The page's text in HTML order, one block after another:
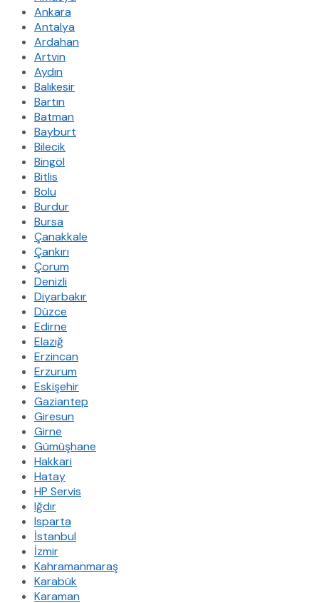
Ankara
Antalya
Ardahan
Artvin
Aydın
Balıkesir
Bartın
Batman
Bayburt
Bilecik
Bingöl
Bitlis
Bolu
Burdur
Bursa
Çanakkale
Çankırı
Çorum
Denizli
Diyarbakır
Düzce
Edirne
Elazığ
Erzincan
Erzurum
Eskişehir
Gaziantep
Giresun
Girne
Gümüşhane
Hakkari
Hatay
HP Servis
Iğdır
Isparta
İstanbul
İzmir
Kahramanmaraş
Karabük
Karaman